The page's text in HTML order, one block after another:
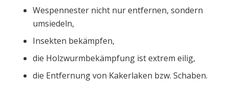
Wespennester nicht nur entfernen, sondern
umsiedeln,
Insekten bekämpfen,
die Holzwurmbekämpfung ist extrem eilig,
die Entfernung von Kakerlaken bzw. Schaben.